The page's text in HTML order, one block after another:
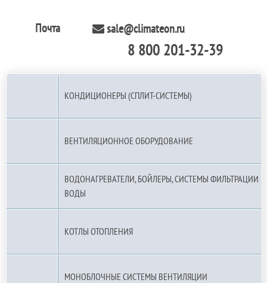
Почта sale@climateon.ru
8 800 201-32-39
КОНДИЦИОНЕРЫ (СПЛИТ-СИСТЕМЫ)
ВЕНТИЛЯЦИОННОЕ ОБОРУДОВАНИЕ
ВОДОНАГРЕВАТЕЛИ, БОЙЛЕРЫ, СИСТЕМЫ ФИЛЬТРАЦИИ
ВОДЫ
КОТЛЫ ОТОПЛЕНИЯ
МОНОБЛОЧНЫЕ СИСТЕМЫ ВЕНТИЛЯЦИИ